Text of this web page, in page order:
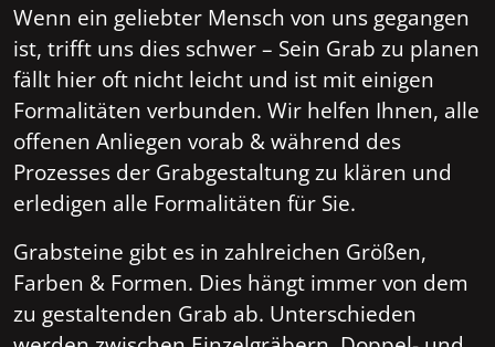
Wenn ein geliebter Mensch von uns gegangen
ist, trifft uns dies schwer – Sein Grab zu planen
fällt hier oft nicht leicht und ist mit einigen
Formalitäten verbunden. Wir helfen Ihnen, alle
offenen Anliegen vorab & während des
Prozesses der Grabgestaltung zu klären und
erledigen alle Formalitäten für Sie.
Grabsteine gibt es in zahlreichen Größen,
Farben & Formen. Dies hängt immer von dem
zu gestaltenden Grab ab. Unterschieden